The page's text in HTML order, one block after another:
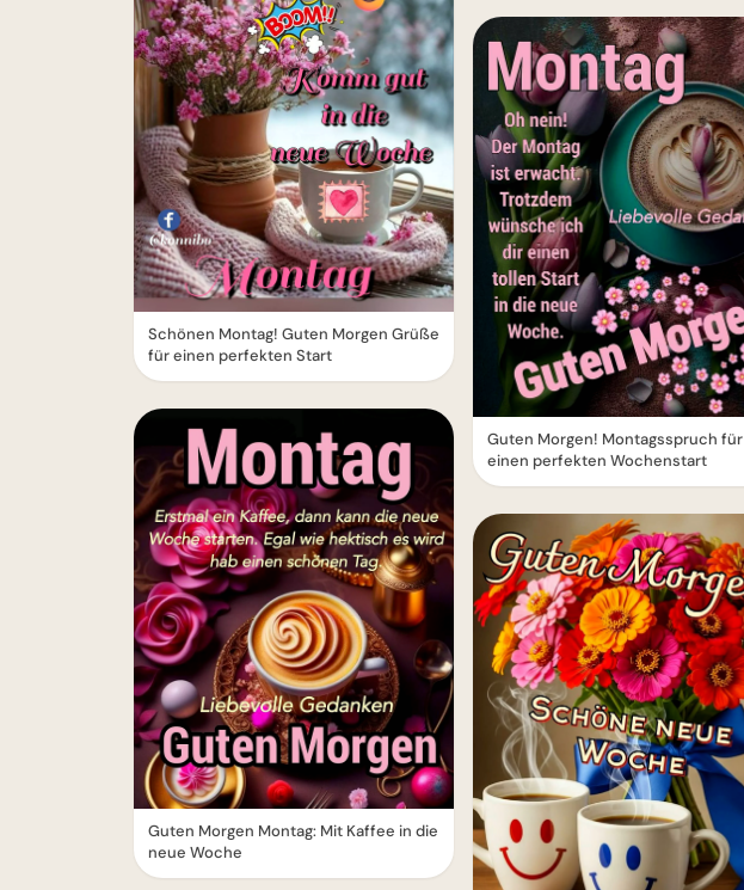
Schönen Montag! Guten Morgen Grüße
für einen perfekten Start
Guten Morgen Montag: Mit Kaffee in die
neue Woche
Guten Morgen! Montagsspruch für
einen perfekten Wochenstart